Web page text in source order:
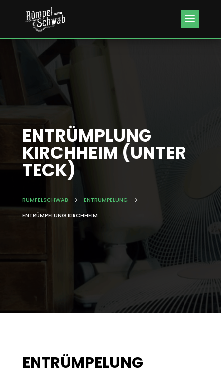
Kundenbewertungen & Erfahrungen. Mehr Infos anzeigen.
ENTRÜMPLUNG
KIRCHHEIM (UNTER
TECK)
RÜMPELSCHWAB 5 ENTRÜMPELUNG
5
ENTRÜMPELUNG KIRCHHEIM
ENTRÜMPELUNG